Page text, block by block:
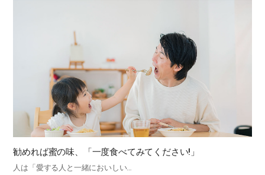
勧めれば蜜の味、「一度食べてみてください!」
人は「愛する人と一緒においしい…